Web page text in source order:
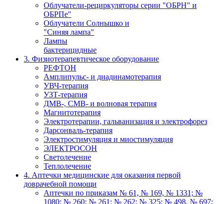
Облучатели-рециркуляторы серии "ОБРН" и
ОБРПе"
Облучатели Солнышко и
"Синяя лампа"
Лампы
бактерицидные
3. Физиотерапевтическое оборудование
РЕФТОН
Амплипульс- и диадинамотерапия
УВЧ-терапия
УЗТ-терапия
ДМВ-, СМВ- и волновая терапия
Магнитотерапия
Электротерапии, гальванизация и электрофорез
Дарсонваль-терапия
Электростимуляция и миостимуляция
ЭЛЕКТРОСОН
Светолечение
Теплолечение
4. Аптечки медицинские для оказания первой
доврачебной помощи
Аптечки по приказам № 61, № 169, № 1331; №
1080; № 260; № 261; № 262; № 325; № 498, № 697;